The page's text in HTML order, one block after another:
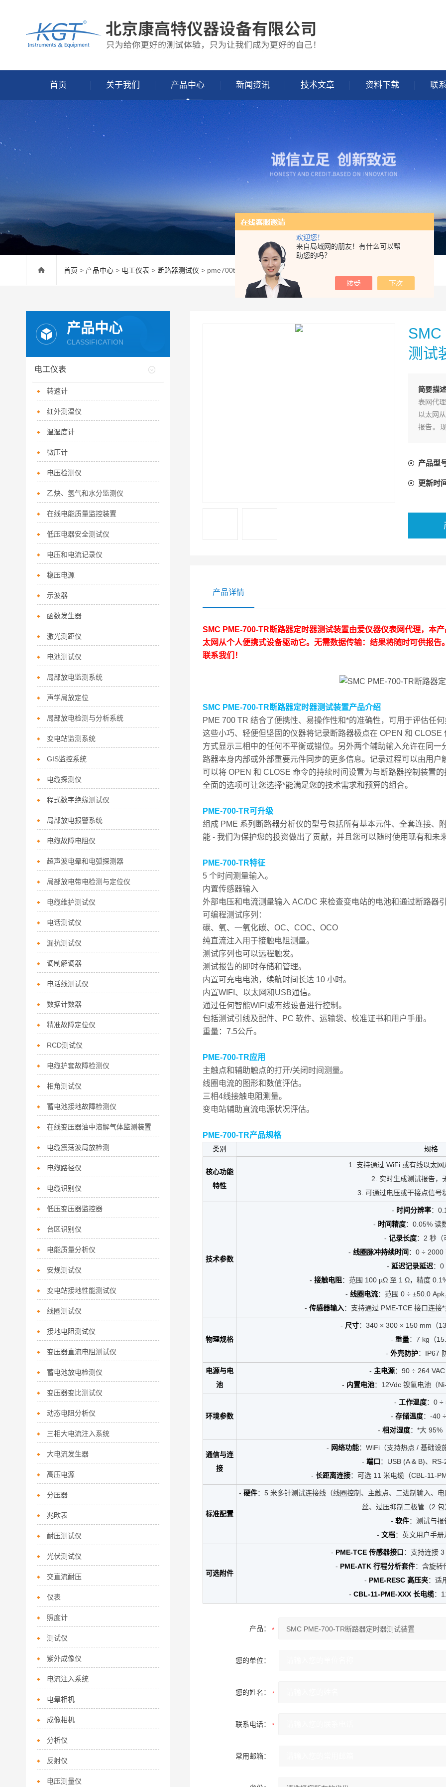
欢迎您！
来自局域网的朋友！有什么可以帮
助您的吗？
首页 关于我们 产品中心 新闻资讯 技术文章 资料下载 联
首页 > 产品中心 > 电工仪表 > 断路器测试仪 > pme700trSMC PME-700-TR断路器定时器测试装置
测试
简要描述
表网代
以太网
报告。
产品型号
更新时间
产品详情
SMC PME-700-TR断路器定时器测试装置由爱仪器仪表网代理，本
太网从个人便携式设备驱动它。无需数据传输：结果将随时可供报
联系我们！
SMC PME-700-TR断路器定时器测试装置产品介绍
PME 700 TR 结合了便携性、易操作性和*的准确性，可用于评估任
这些小巧、轻便但坚固的仪器将记录断路器极点在 OPEN 和
方式显示三相中的任何不平衡或错位。另外两个辅助输入允许在同
路器本身内部或外部重要元件同步的更多信息。记录过程可以由用户
可以将 OPEN 和 CLOSE 命令的持续时间设置为与断路器控制装置
全面的选项可让您选择*能满足您的技术需求和预算的组合。
PME-700-TR可升级
组成 PME 系列断路器分析仪的型号包括所有基本元件、全套连接、
能 - 我们为保护您的投资做出了贡献，并且您可以随时使用现有和未
PME-700-TR特征
5 个时间测量输入。
内置传感器输入
外部电压和电流测量输入 AC/DC 来检查变电站的电池和通过断路器引
可编程测试序列：
碳、氧、一氧化碳、OC、COC、OCO
纯直流注入用于接触电阻测量。
测试序列也可以远程触发。
测试报告的即时存储和管理。
内置可充电电池，续航时间长达 10 小时。
内置WIFI、以太网和USB通信。
通过任何智能WIFI或有线设备进行控制。
包括测试引线及配件、PC 软件、运输袋、校准证书和用户手册。
重量：7.5公斤。
PME-700-TR应用
主触点和辅助触点的打开/关闭时间测量。
线圈电流的图形和数值评估。
三相4线接触电阻测量。
变电站辅助直流电源状况评估。
PME-700-TR产品规格
类别 规格
核心功能
特性
1. 支持通过 WiFi 或有线以太网
2. 实时生成测试报告，
3. 可通过电压或干接点信号
技术参数
- 时间分辨率：
- 时间精度：0.05% 读
- 记录长度：2 秒（
- 线圈脉冲持续时间 ：0 ÷ 2000
- 延迟记录延迟：0
- 接触电阻 ：范围 100 µΩ 至 1 Ω，精度
- 线圈电流：范围 0 ÷ ±50.0 Apk
- 传感器输入：支持通过 PME-TCE 接口连接
物理规格
- 尺寸：340 × 300 × 150 mm（
- 重量：7 kg（
- 外壳防护：IP67
电源与电
池
- 主电源：90 ÷ 264 VAC
- 内置电池：12Vdc 镍氢电池（
环境参数
- 工作温度：0 ÷
- 存储温度：-40
- 相对湿度：*大 95%
通信与连
接
- 网络功能：WiFi（支持热点 / 基础设
- 端口：USB (A & B)、RS-
- 长距离连接：可选 11 米电缆（CBL-11-
标准配置
- 硬件：5 米多针测试连接线（线圈控制、主触点、二进制输入、
丝、过压抑制二极管（2 包
- 软件：测试与报
- 文档：英文用户手册
可选附件
- PME-TCE 传感器接口：支持连接 3
- PME-ATK 行程分析套件：含旋转
- PME-RESC 高压夹：适
- CBL-11-PME-XXX 长电缆：
产品：
您的单位：
您的姓名：
联系电话：
常用邮箱：
产品中心
CLASSIFICATION
电工仪表
转速计
红外测温仪
温湿度计
微压计
电压检测仪
乙炔、氢气和水分监测仪
在线电能质量监控装置
低压电器安全测试仪
电压和电流记录仪
稳压电源
示波器
函数发生器
激光测距仪
电池测试仪
局部放电监测系统
声学局放定位
局部放电检测与分析系统
变电站监测系统
GIS监控系统
电缆探测仪
程式数字绝缘测试仪
局部放电报警系统
电缆故障电阻仪
超声波电晕和电弧探测器
局部放电带电检测与定位仪
电缆维护测试仪
电话测试仪
漏抗测试仪
调制解调器
电话线测试仪
数据计数器
精准故障定位仪
RCD测试仪
电缆护套故障检测仪
相角测试仪
蓄电池接地故障检测仪
在线变压器油中溶解气体监测装置
电缆震荡波局放检测
电缆路径仪
电缆识别仪
低压变压器监控器
台区识别仪
电能质量分析仪
安规测试仪
变电站接地性能测试仪
线圈测试仪
接地电阻测试仪
变压器直流电阻测试仪
蓄电池放电检测仪
变压器变比测试仪
动态电阻分析仪
三相大电流注入系统
大电流发生器
高压电源
分压器
兆欧表
耐压测试仪
光伏测试仪
交直流耐压
仪表
照度计
测试仪
紫外成像仪
电流注入系统
电晕相机
成像相机
分析仪
反射仪
电压测量仪